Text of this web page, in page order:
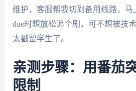
维护，客服帮我切到备用线路，马
due时想放松追个剧，可不想被技
太戳留学生了。
亲测步骤：用番茄
限制